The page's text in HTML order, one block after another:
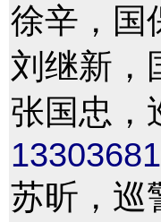
徐辛，国
刘继新，
张国忠，
苏昕，巡